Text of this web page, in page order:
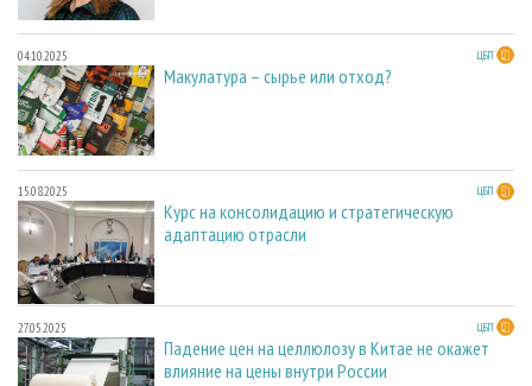
04.10.2025 ЦБП
Макулатура – сырье или отход?
15.08.2025 ЦБП
Курс на консолидацию и стратегическую
адаптацию отрасли
27.05.2025 ЦБП
Падение цен на целлюлозу в Китае не окажет
влияние на цены внутри России